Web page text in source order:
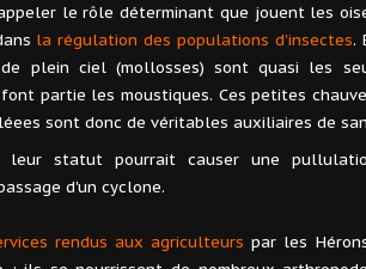
le rôle déterminant que jouent les
la régulation des populations d'insectes.
plein ciel (mollosses) sont quasi les
partie les moustiques. Ces petites
sont donc de véritables auxiliaires de
leur statut pourrait causer une
d'un cyclone.
rendus aux agriculteurs par les